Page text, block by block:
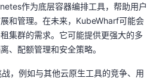
作为底层容器编排工具，帮助用户
和管理。在未来，KubeWharf可能会
集群的需求。它可能提供更强大的多
、配额管理和安全策略。
，例如与其他云原生工具的竞争、用